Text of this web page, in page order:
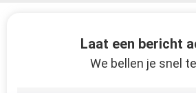
Laat een bericht
We bellen je snel